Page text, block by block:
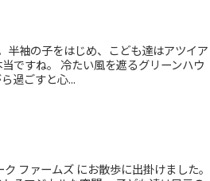
半袖の子をはじめ、こども達はアツイア
ですね。 冷たい風を遮るグリーンハウ
過ごすと心...
ファームズ にお散歩に出掛けました。